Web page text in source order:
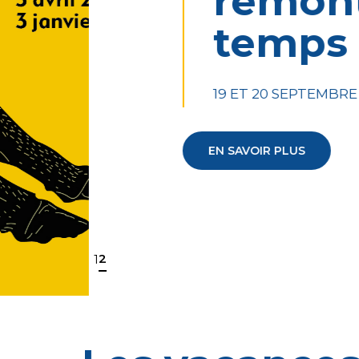
12
temps !
19 ET 20 SEPTEMBRE
EN SAVOIR PLUS